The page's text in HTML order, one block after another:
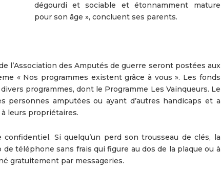
dégourdi et sociable et étonnamment mature
pour son âge », concluent ses parents.
l’Association des Amputés de guerre seront postées aux
« Nos programmes existent grâce à vous ». Les fonds
programmes, dont le Programme Les Vainqueurs. Le
personnes amputées ou ayant d’autres handicaps et a
leurs propriétaires.
Si quelqu’un perd son trousseau de clés, la
téléphone sans frais qui figure au dos de la plaque ou à
gratuitement par messageries.